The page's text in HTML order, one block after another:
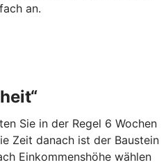
an.
Sie in der Regel 6 Wochen
Zeit danach ist der Baustein
Einkommenshöhe wählen